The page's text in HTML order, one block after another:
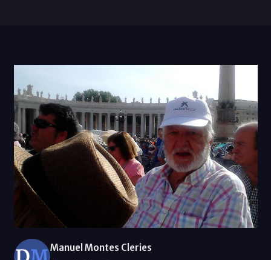
Manuel Montes Cleries